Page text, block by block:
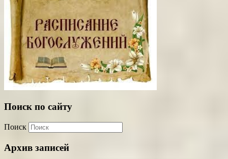
Поиск по сайту
Поиск
Архив записей